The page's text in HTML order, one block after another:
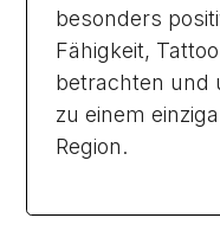
besonders
Fähigkeit,
betrachten und
zu einem
Region.